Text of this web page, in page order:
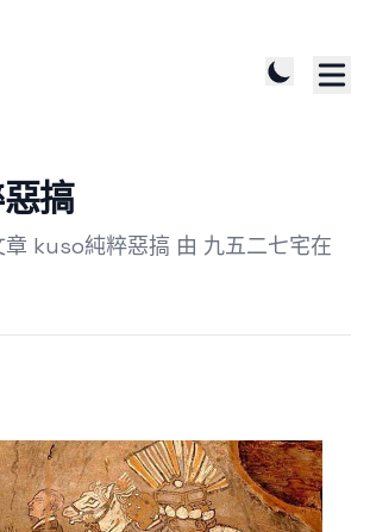
搞
章 kuso純粹惡搞 由 九五二七宅在